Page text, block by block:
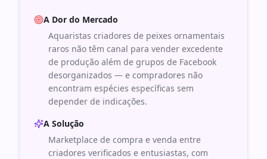
A Dor do Mercado
Aquaristas criadores de peixes ornamentais
raros não têm canal para vender excedente
de produção além de grupos de Facebook
desorganizados — e compradores não
encontram espécies específicas sem
depender de indicações.
A Solução
Marketplace de compra e venda entre
criadores verificados e entusiastas, com